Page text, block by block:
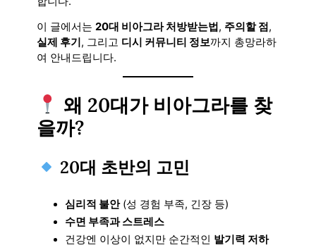
이 글에서는 20대 비아그라 처방받는법 , 주의할 점,
실제 후기 , 그리고 디시 커뮤니티 정보까지 총망라하
여 안내드립니다.
왜 20대가 비아그라를 찾
을까?
20대 초반의 고민
심리적 불안(성 경험 부족, 긴장 등)
수면 부족과 스트레스
건강엔 이상이 없지만 순간적인 발기력 저하